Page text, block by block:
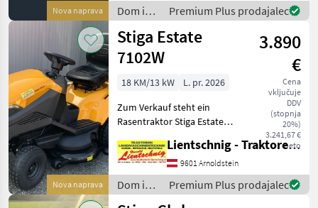
Nova naprava
Dom in
vrt /
Stiga
Premium Plus prodajalec
Nova naprava
Stiga Estate
7102W
3.890
€
Cena
vključuje
DDV
(stopnja
20%)
3.241,67 €
neto
18 KM/13 kW
L. pr. 2026
Zum Verkauf steht ein
Rasentraktor Stiga Estate
Zylinder, 708 ccm,
Hydrostatischer Antrieb,
Tankinhalt 8 Liter,
Schnitthöhe 7 Positionen,
Lientschnig - Traktoren und Landmaschinentechnik
9601 Arnoldstein
Dom in
vrt /
Premium Plus prodajalec